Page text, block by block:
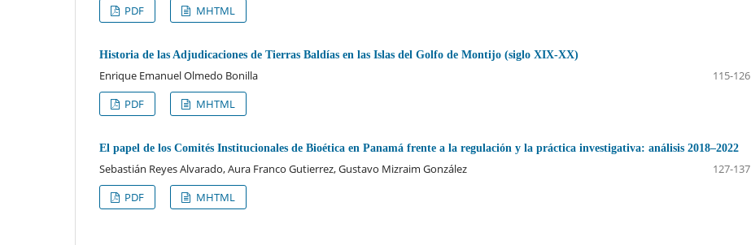
PDF
MHTML
Historia de las Adjudicaciones de Tierras Baldías en las Islas del Golfo de Montijo (siglo XIX-XX)
Enrique Emanuel Olmedo Bonilla
115-126
PDF
MHTML
El papel de los Comités Institucionales de Bioética en Panamá frente a la regulación y la práctica investigativa: análisis 2018–2022
Sebastián Reyes Alvarado, Aura Franco Gutierrez, Gustavo Mizraim González
127-137
PDF
MHTML